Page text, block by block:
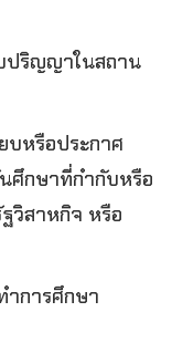
ปริญญาในสถาน
หรือประกาศ
ศึกษาที่กำกับหรือ
วิสาหกิจ หรือ
ำการศึกษา